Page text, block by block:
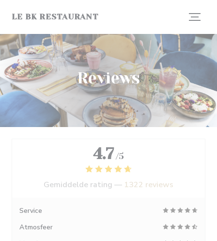
LE BK RESTAURANT
Reviews
4.7 /5
Gemiddelde rating — 1322 reviews
Service
Atmosfeer